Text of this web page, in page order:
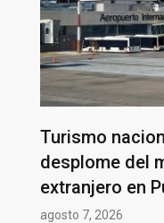
Turismo
desplome del
extranjero en
agosto 7, 2026